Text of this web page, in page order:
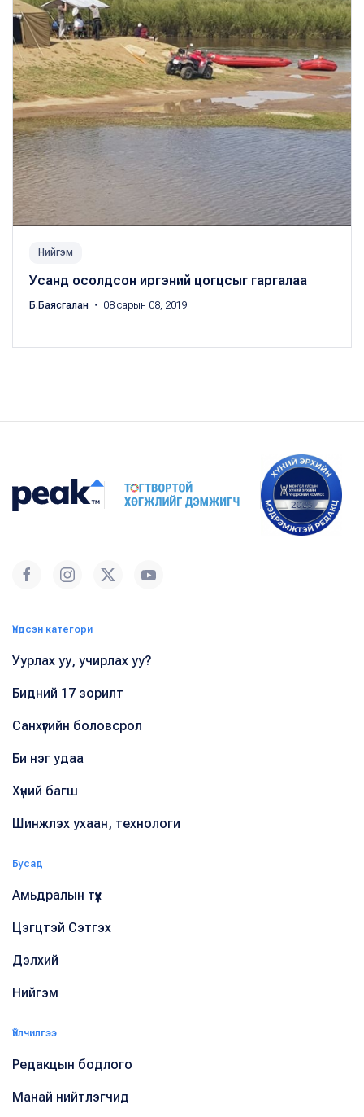
Нийгэм
Усанд осолдсон иргэний цогцсыг гаргалаа
Б.Баясгалан ・ 08 сарын 08, 2019
Үндсэн категори
Уурлах уу, учирлах уу?
Бидний 17 зорилт
Санхүүгийн боловсрол
Би нэг удаа
Хүний багш
Шинжлэх ухаан, технологи
Бусад
Амьдралын түүх
Цэгцтэй Сэтгэх
Дэлхий
Нийгэм
Үйлчилгээ
Редакцын бодлого
Манай нийтлэгчид